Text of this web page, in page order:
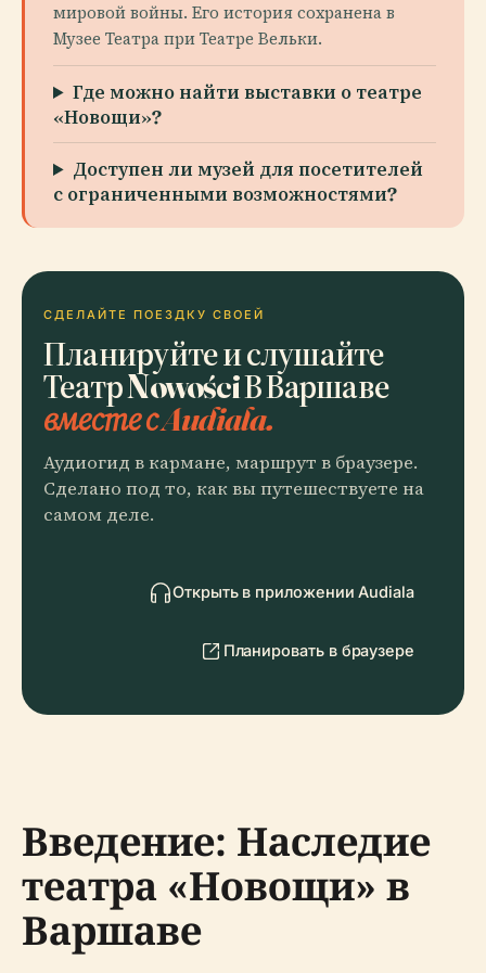
мировой войны. Его история сохранена в
Музее Театра при Театре Вельки.
Где можно найти выставки о театре
«Новощи»?
Доступен ли музей для посетителей
с ограниченными возможностями?
СДЕЛАЙТЕ ПОЕЗДКУ СВОЕЙ
Планируйте и слушайте
Театр Nowości В Варшаве
вместе с Audiala.
Аудиогид в кармане, маршрут в браузере.
Сделано под то, как вы путешествуете на
самом деле.
Открыть в приложении Audiala
Планировать в браузере
Введение: Наследие
театра «Новощи» в
Варшаве